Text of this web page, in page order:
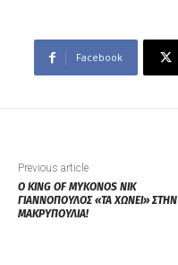
Facebook
Previous article
Ο KING OF MYKONOS ΝΙΚ
ΓΙΑΝΝΟΠΟΥΛΟΣ «ΤΑ ΧΩΝΕΙ» ΣΤΗΝ
ΜΑΚΡΥΠΟΥΛΙΑ!